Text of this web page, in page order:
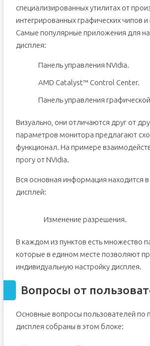
специализированных утилитах от
интегрированных графических чипов
Самые популярные приложения для
дисплея:
Панель управления NVidia.
AMD Catalyst™ Control Center.
Панель управления
Визуально, они отличаются друг от
параметров монитора предлагают
функционал. На примере
прогу от NVidia.
Вся основная информация находится
дисплей:
Изменение разрешения.
В каждом из пунктов есть множество
которые в едином месте позволяют
индивидуальную настройку дисплея.
Вопросы от
Основные вопросы пользователей по
дисплея собраны в этом блоке: